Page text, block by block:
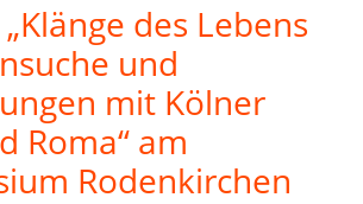
des Lebens
und
mit Kölner
Roma“ am
Rodenkirchen